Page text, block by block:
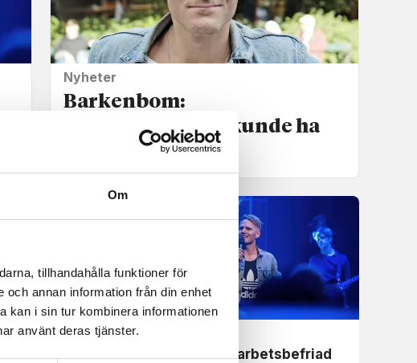
Om
tillhandahålla funktioner för
annan information från din enhet
kan i sin tur kombinera informationen
använt deras tjänster.
Nyheter
Barkenbom:
Pingstledningen kunde ha
backat upp mig
Pingstpastor arbetsbefriad